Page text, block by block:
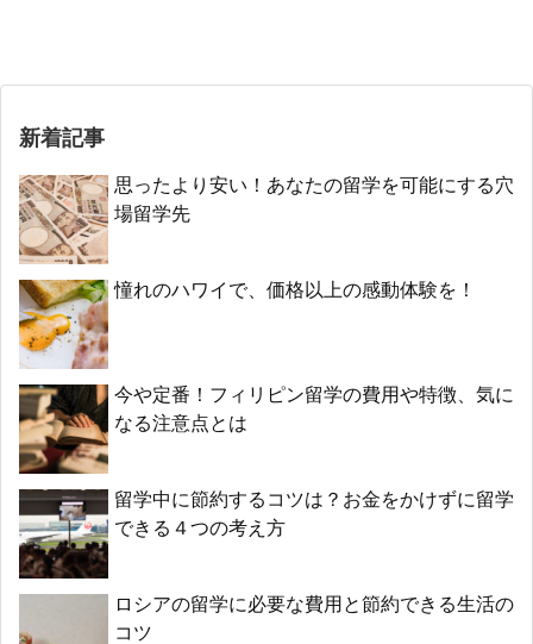
新着記事
思ったより安い！あなたの留学を可能にする穴
場留学先
憧れのハワイで、価格以上の感動体験を！
今や定番！フィリピン留学の費用や特徴、気に
なる注意点とは
留学中に節約するコツは？お金をかけずに留学
できる４つの考え方
ロシアの留学に必要な費用と節約できる生活の
コツ